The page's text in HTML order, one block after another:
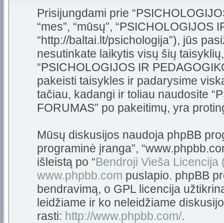
Prisijungdami prie
“mes”, “mūsų”, “PSICHOLOGIJOS
“http://baltai.lt/psichologija”), jūs
nesutinkate laikytis visų šių
“PSICHOLOGIJOS IR
pakeisti taisykles ir padarysime
tačiau, kadangi ir toliau naudosite
FORUMAS” po pakeitimų, yra
Mūsų diskusijos naudoja phpBB
programinė įranga”,
išleistą po “Bendroji Vieša Licencija
www.phpbb.com puslapio. phpBB
bendravimą, o GPL licencija
leidžiame ir ko neleidžiame
rasti: http://www.phpbb.com/.